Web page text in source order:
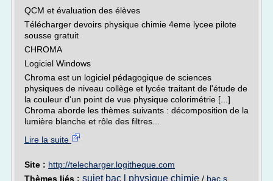
QCM et évaluation des élèves
Télécharger devoirs physique chimie 4eme lycee pilote
sousse gratuit
CHROMA
Logiciel Windows
Chroma est un logiciel pédagogique de sciences
physiques de niveau collège et lycée traitant de l'étude de
la couleur d'un point de vue physique colorimétrie [...]
Chroma aborde les thèmes suivants : décomposition de la
lumière blanche et rôle des filtres...
Lire la suite
Site : http://telecharger.logitheque.com
Thèmes liés : sujet bac l physique chimie / bac s